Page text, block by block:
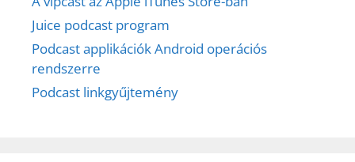
Juice podcast program
Podcast applikációk Android operációs
rendszerre
Podcast linkgyűjtemény